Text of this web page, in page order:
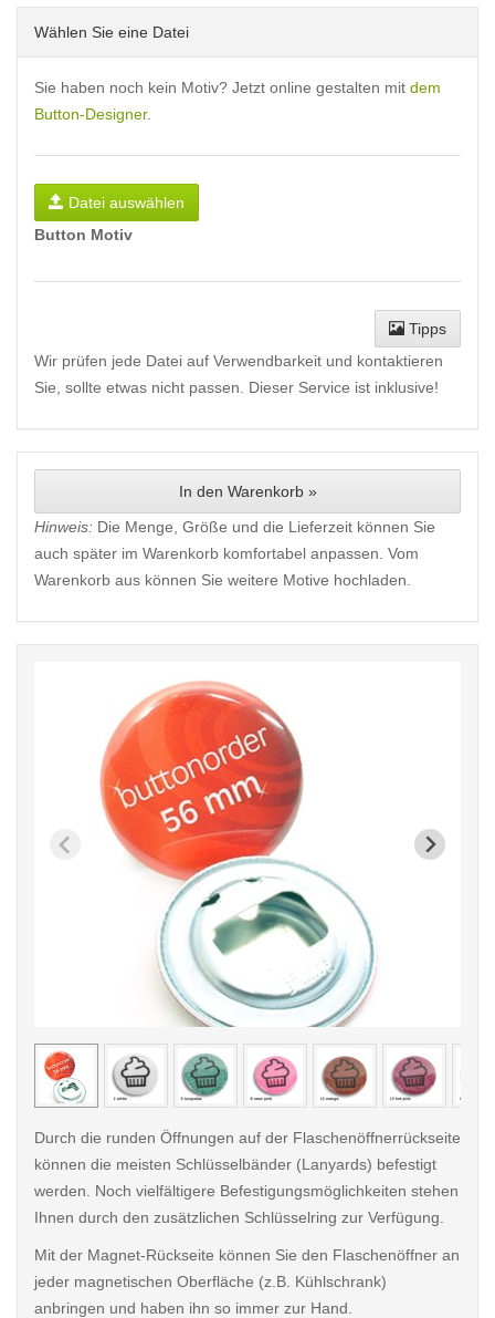
Wählen Sie eine Datei
Sie haben noch kein Motiv? Jetzt online gestalten mit dem
Button-Designer.
Datei auswählen
Button Motiv
Tipps
Wir prüfen jede Datei auf Verwendbarkeit und kontaktieren
Sie, sollte etwas nicht passen. Dieser Service ist inklusive!
In den Warenkorb »
Hinweis: Die Menge, Größe und die Lieferzeit können Sie
auch später im Warenkorb komfortabel anpassen. Vom
Warenkorb aus können Sie weitere Motive hochladen.
< /picture>
Durch die runden Öffnungen auf der Flaschenöffnerrückseite
können die meisten Schlüsselbänder (Lanyards) befestigt
werden. Noch vielfältigere Befestigungsmöglichkeiten stehen
Ihnen durch den zusätzlichen Schlüsselring zur Verfügung.
Mit der Magnet-Rückseite können Sie den Flaschenöffner an
jeder magnetischen Oberfläche (z.B. Kühlschrank)
anbringen und haben ihn so immer zur Hand.